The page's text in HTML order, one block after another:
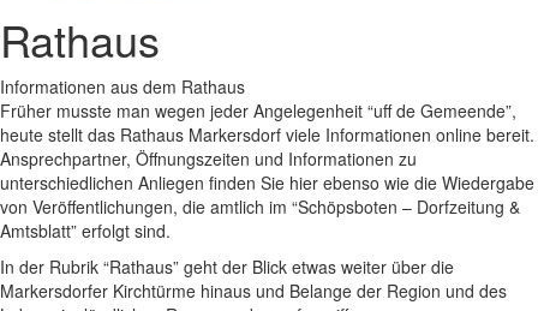
Rathaus
Informationen aus dem Rathaus
Früher musste man wegen jeder Angelegenheit “uff de Gemeende”,
heute stellt das Rathaus Markersdorf viele Informationen online bereit.
Ansprechpartner, Öffnungszeiten und Informationen zu
unterschiedlichen Anliegen finden Sie hier ebenso wie die Wiedergabe
von Veröffentlichungen, die amtlich im “Schöpsboten – Dorfzeitung &
Amtsblatt” erfolgt sind.
In der Rubrik “Rathaus” geht der Blick etwas weiter über die
Markersdorfer Kirchtürme hinaus und Belange der Region und des